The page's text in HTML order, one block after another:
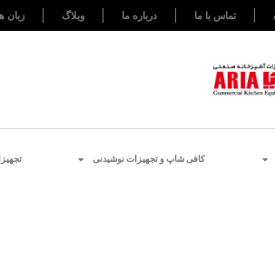
تماس با ما درباره ما وبلاگ زبان
کافی شاپ و تجهیزات نوشیدنی